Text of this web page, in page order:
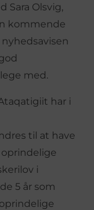
Sara Olsvig,
kommende
med.
har i
til at have
oprindelige
i
5 år som